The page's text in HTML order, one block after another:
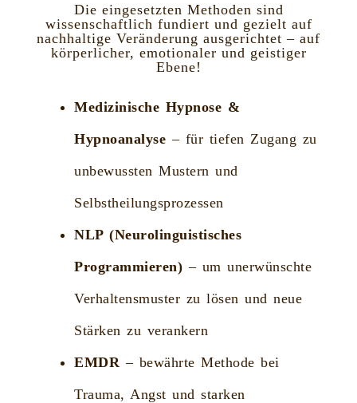
Die eingesetzten Methoden sind
wissenschaftlich fundiert und gezielt auf
nachhaltige Veränderung ausgerichtet – auf
körperlicher, emotionaler und geistiger
Ebene!
Medizinische Hypnose &
Hypnoanalyse – für tiefen Zugang zu
unbewussten Mustern und
Selbstheilungsprozessen
NLP (Neurolinguistisches
Programmieren) – um unerwünschte
Verhaltensmuster zu lösen und neue
Stärken zu verankern
EMDR – bewährte Methode bei
Trauma, Angst und starken